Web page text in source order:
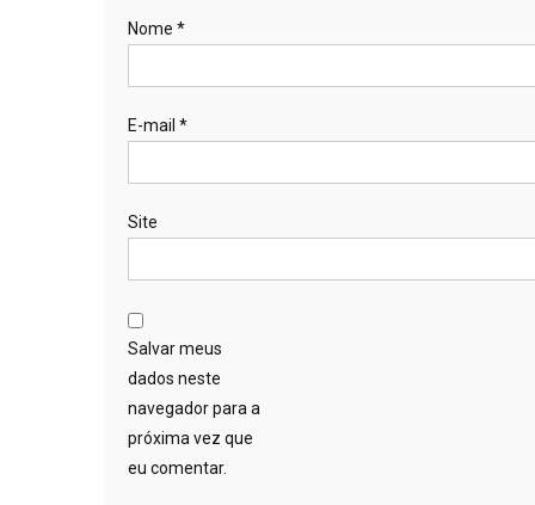
Nome *
E-mail *
Site
Salvar meus
dados neste
navegador para a
próxima vez que
eu comentar.